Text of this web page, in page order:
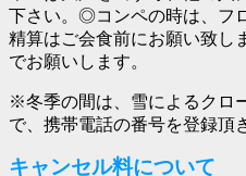
下さい。◎コンペの時は、フ
精算はご会食前にお願い致
でお願いします。
※冬季の間は、雪によるクロ
で、携帯電話の番号を登録頂
キャンセル料について